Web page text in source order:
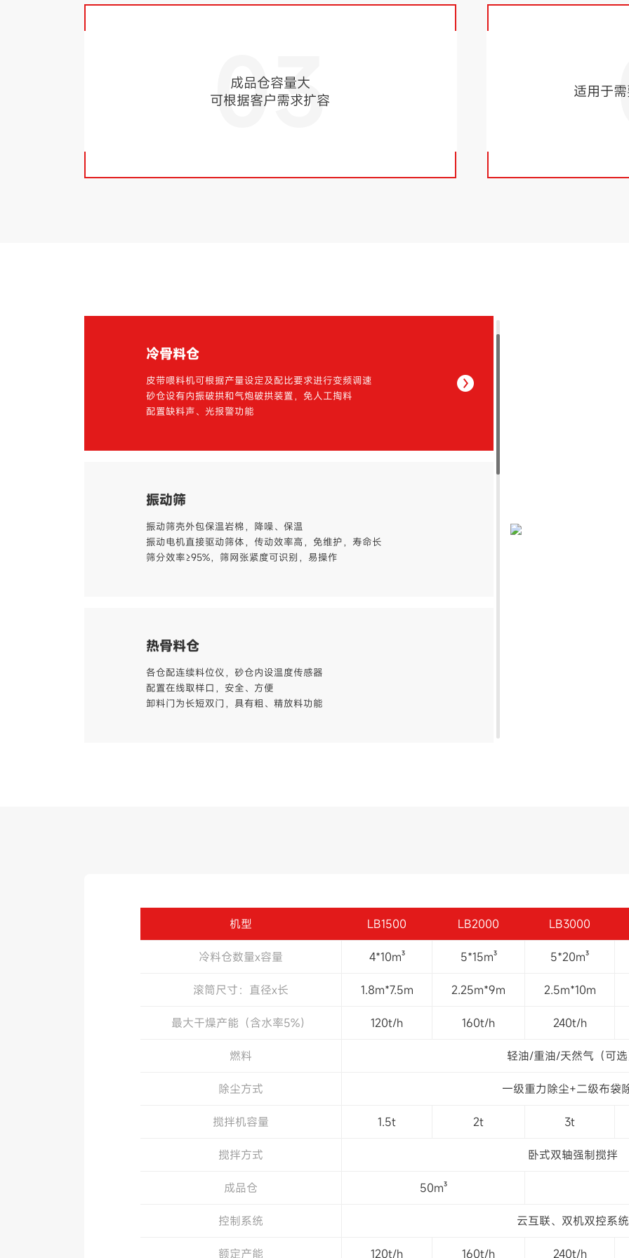
03
成品仓容量大
可根据客户需求扩容
适用于
冷骨料仓
皮带喂料机可根据产量设定及配比要求进行变频调速
砂仓设有内振破拱和气炮破拱装置，免人工掏料
配置缺料声、光报警功能
振动筛
振动筛壳外包保温岩棉，降噪、保温
振动电机直接驱动筛体，传动效率高，免维护，寿命长
筛分效率≥95%，筛网张紧度可识别，易操作
热骨料仓
各仓配连续料位仪，砂仓内设温度传感器
配置在线取样口，安全、方便
卸料门为长短双门，具有粗、精放料功能
干燥滚筒
优化提料叶片，使得加热更均匀，热能利用率高
专利技术的新型滚筒比原来烘干滚筒节能10%
智能数控燃烧器
骨料测温专利技术，一键操作，参数自调节，操作简便
机型 LB1500 LB2000 LB3000
冷料仓数量x容量 4*10m³ 5*15m³ 5*20m³
滚筒尺寸：直径x长 1.8m*7.5m 2.25m*9m 2.5m*10m
最大干燥产能（含水率5%） 120t/h 160t/h 240t/h
燃料 轻油/重油/天然气（可选
除尘方式 一级重力除尘+二级布袋
搅拌机容量 1.5t 2t 3t
搅拌方式 卧式双轴强制搅拌
成品仓 50m³
控制系统 云互联、双机双控系统
额定产能 120t/h 160t/h 240t/h